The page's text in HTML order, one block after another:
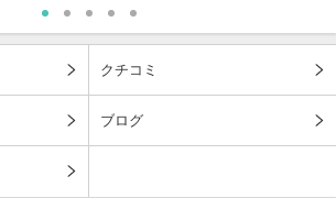
クチコミ
ブログ